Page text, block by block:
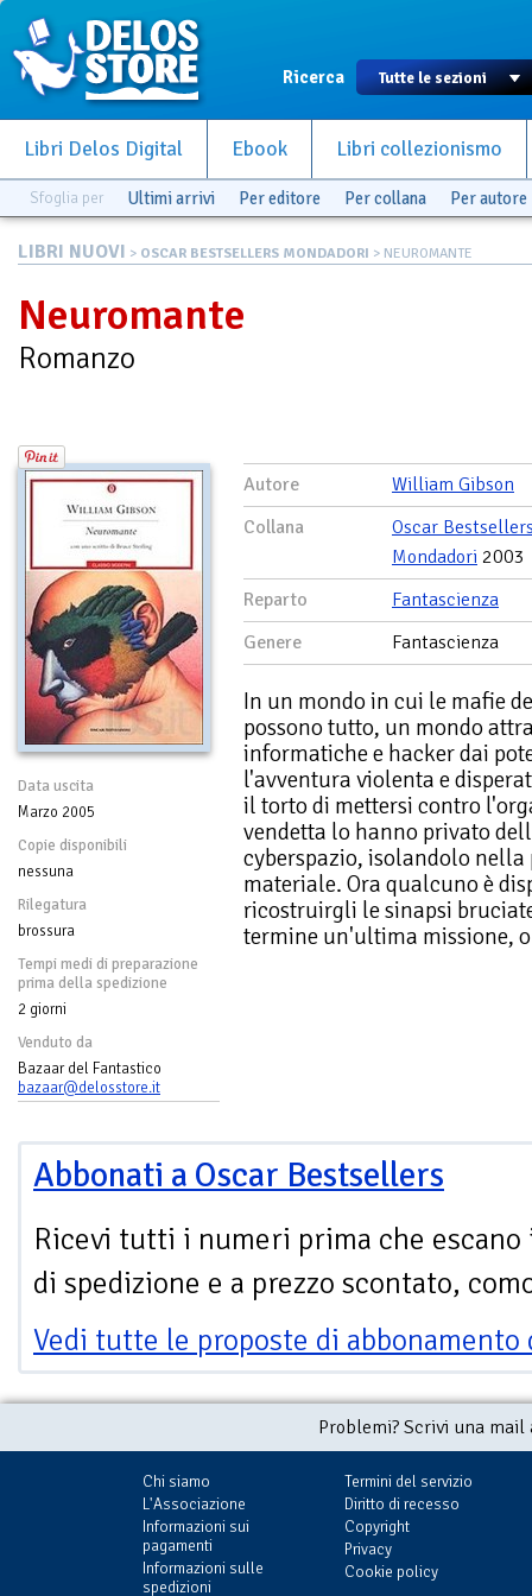
Ricerca
Libri Delos Digital Ebook Libri collezionismo
Sfoglia per Ultimi arrivi Per editore Per collana Per autore
LIBRI NUOVI > OSCAR BESTSELLERS MONDADORI > NEUROMANTE
Neuromante
Romanzo
Data uscita
Marzo 2005
Copie disponibili
nessuna
Rilegatura
brossura
Tempi medi di preparazione
prima della spedizione
2 giorni
Venduto da
Bazaar del Fantastico
bazaar@delosstore.it
Autore
William Gibson
Collana
Oscar
Mondadori 2003
Reparto
Fantascienza
Genere
Fantascienza
In un mondo in cui le mafie
possono tutto, un mondo
informatiche e hacker dai
l'avventura violenta e
il torto di mettersi contro
vendetta lo hanno privato
cyberspazio, isolandolo
materiale. Ora qualcuno è
ricostruirgli le sinapsi
termine un'ultima missione,
Abbonati a Oscar Bestsellers
Ricevi tutti i numeri prima che escano
di spedizione e a prezzo scontato,
Vedi tutte le proposte di
Problemi? Scrivi una
Chi siamo
L'Associazione
Informazioni sui
pagamenti
Informazioni sulle
spedizioni
Termini del servizio
Diritto di recesso
Copyright
Privacy
Cookie policy